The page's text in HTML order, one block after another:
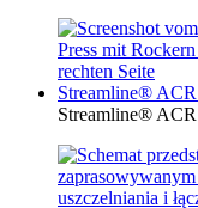
Streamline®
Streamline®